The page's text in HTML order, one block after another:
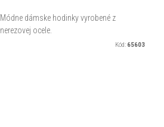
Módne dámske hodinky vyrobené z
nerezovej ocele.
Kód: 65603